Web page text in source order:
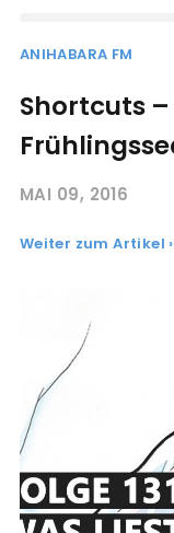
ANIHABARA FM
Shortcuts –
MAI 09, 2016
Weiter zum Artikel ›